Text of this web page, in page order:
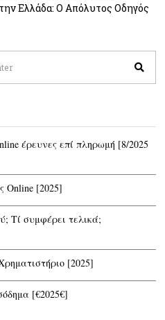
Ελλάδα: Ο Απόλυτος Οδηγός
έρευνες επί πληρωμή [8/2025
[2025]
Τί συμφέρει τελικά;
[2025]
[€2025€]